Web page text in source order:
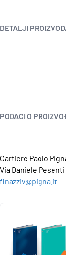
DETALJI
PODACI O
Cartiere Paolo
Via Daniele
finazziv@pigna.it